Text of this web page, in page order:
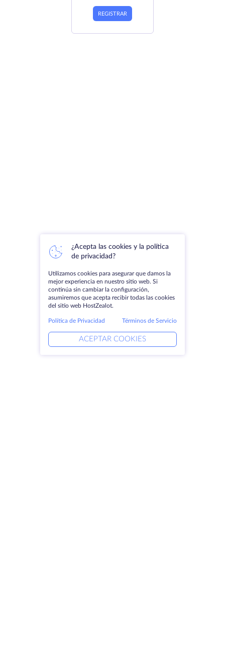
REGISTRAR
¿Acepta las cookies y la política
de privacidad?
Utilizamos cookies para asegurar que damos la
mejor experiencia en nuestro sitio web. Si
continúa sin cambiar la configuración,
asumiremos que acepta recibir todas las cookies
del sitio web HostZealot.
Política de Privacidad Términos de Servicio
ACEPTAR COOKIES